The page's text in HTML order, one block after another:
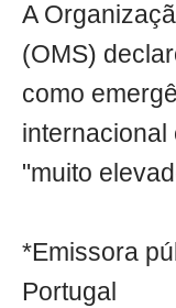
A
(OMS)
como
internacional
"muito
*Emissora
Portugal